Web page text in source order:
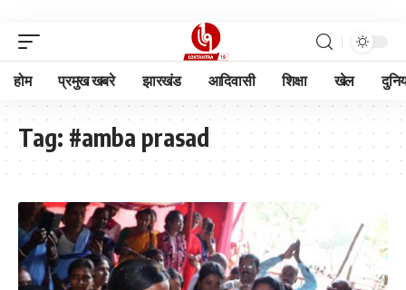
होम प्रमुख खबरे झारखंड आदिवासी शिक्षा खेल
Tag: #amba prasad